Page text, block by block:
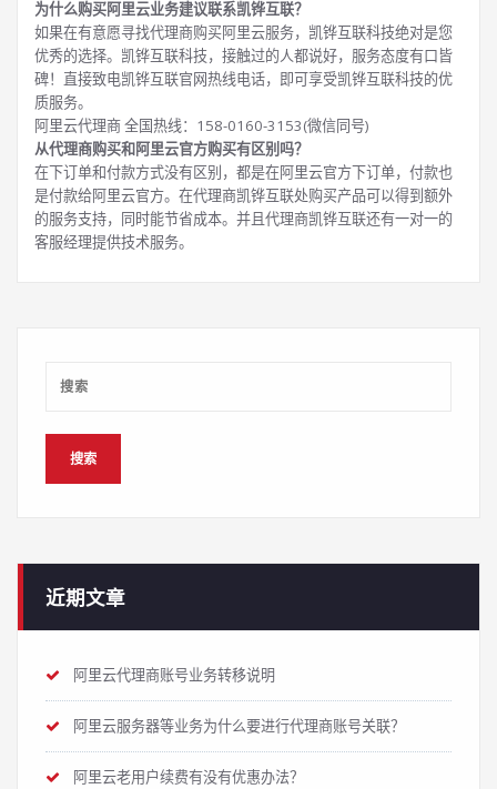
为什么购买阿里云业务建议联系凯铧互联？
如果在有意愿寻找代理商购买阿里云服务，凯铧互联科技绝对是您
优秀的选择。凯铧互联科技，接触过的人都说好，服务态度有口皆
碑！直接致电凯铧互联官网热线电话，即可享受凯铧互联科技的优
质服务。
阿里云代理商 全国热线：158-0160-3153(微信同号)
从代理商购买和阿里云官方购买有区别吗？
在下订单和付款方式没有区别，都是在阿里云官方下订单，付款也
是付款给阿里云官方。在代理商凯铧互联处购买产品可以得到额外
的服务支持，同时能节省成本。并且代理商凯铧互联还有一对一的
客服经理提供技术服务。
近期文章
阿里云代理商账号业务转移说明
阿里云服务器等业务为什么要进行代理商账号关联？
阿里云老用户续费有没有优惠办法？